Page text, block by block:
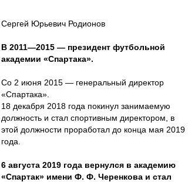
Сергей Юрьевич Родионов
В 2011—2015 — президент футбольной
академии «Спартака».
Со 2 июня 2015 — генеральный директор
«Спартака».
18 декабря 2018 года покинул занимаемую
должность и стал спортивным директором, в
этой должности проработал до конца мая 2019
года.
6 августа 2019 года вернулся в академию
«Спартак» имени Ф. Ф. Черенкова и стал